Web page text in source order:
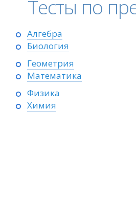
Тесты по
Алгебра
Биология
Геометрия
Математика
Физика
Химия